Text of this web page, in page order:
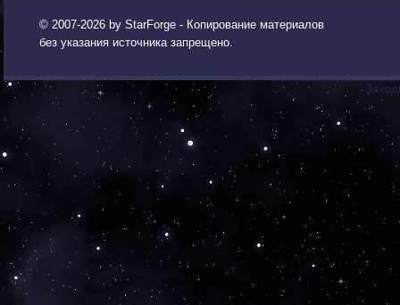
© 2007-2026 by StarForge - Копирование материалов
без указания источника запрещено.